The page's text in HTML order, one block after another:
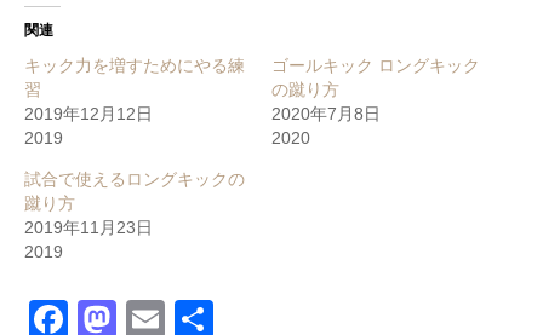
関連
キック力を増すためにやる練
習
2019年12月12日
2019
ゴールキック ロングキック
の蹴り方
2020年7月8日
2020
試合で使えるロングキックの
蹴り方
2019年11月23日
2019
Facebook
Mastodon
Email